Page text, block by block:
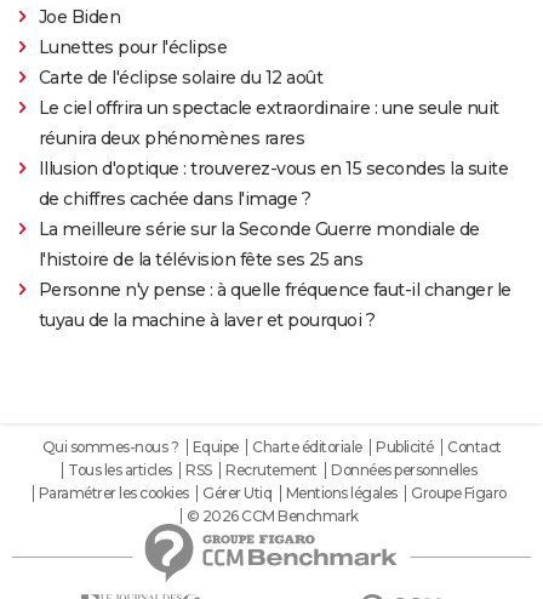
Joe Biden
Lunettes pour l'éclipse
Carte de l'éclipse solaire du 12 août
Le ciel offrira un spectacle extraordinaire : une seule nuit
réunira deux phénomènes rares
Illusion d'optique : trouverez-vous en 15 secondes la suite
de chiffres cachée dans l'image ?
La meilleure série sur la Seconde Guerre mondiale de
l'histoire de la télévision fête ses 25 ans
Personne n'y pense : à quelle fréquence faut-il changer le
tuyau de la machine à laver et pourquoi ?
Qui sommes-nous ? Equipe Charte éditoriale Publicité
Contact
Tous les articles
RSS Recrutement
Données personnelles
Paramétrer les cookies
Gérer Utiq Mentions légales
Groupe Figaro
© 2026 CCM Benchmark